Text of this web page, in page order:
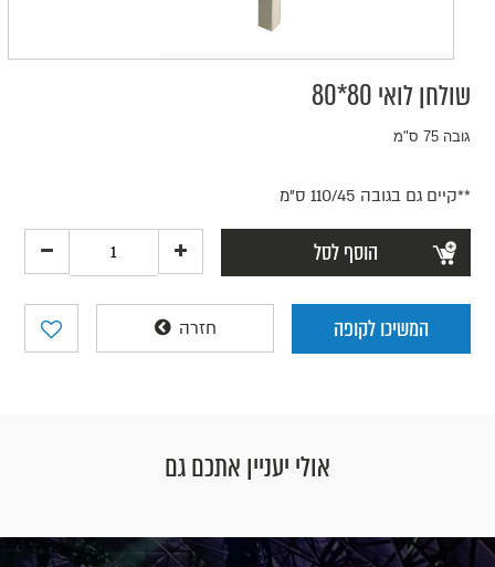
שולחן לואי 80*80
גובה 75 ס"מ
**קיים גם בגובה 110/45 ס"מ
הוסף לסל
המשיכו לקופה חזרה
אולי יעניין אתכם גם